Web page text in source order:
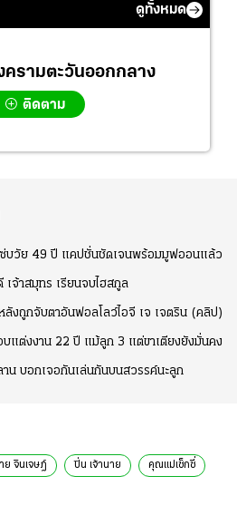
ดูทั้งหมด
ครามตะวันออกกลาง
ติดตาม
บวัย 49 ปี แคปชั่นชัดเจนพร้อมมูฟออนแล้ว
จ้าสมุทร เรียนจบไฮสกูล
งถูกจับตาอันฟอลโลว์ไอจี เจ เจตริน (คลิป)
บแต่งงาน 22 ปี แม้ลูก 3 แต่ขาเตียงยังมั่นคง
น บอกเจอกันเล่นกันบนสวรรค์นะลูก
ย จินเจษฎ์ ปิ่น เจ้านาย คุณแม่เซ็กซี่